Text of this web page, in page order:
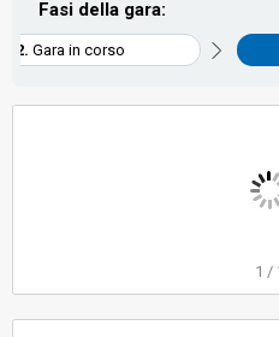
Fasi della gara:
Gara in corso
1 /